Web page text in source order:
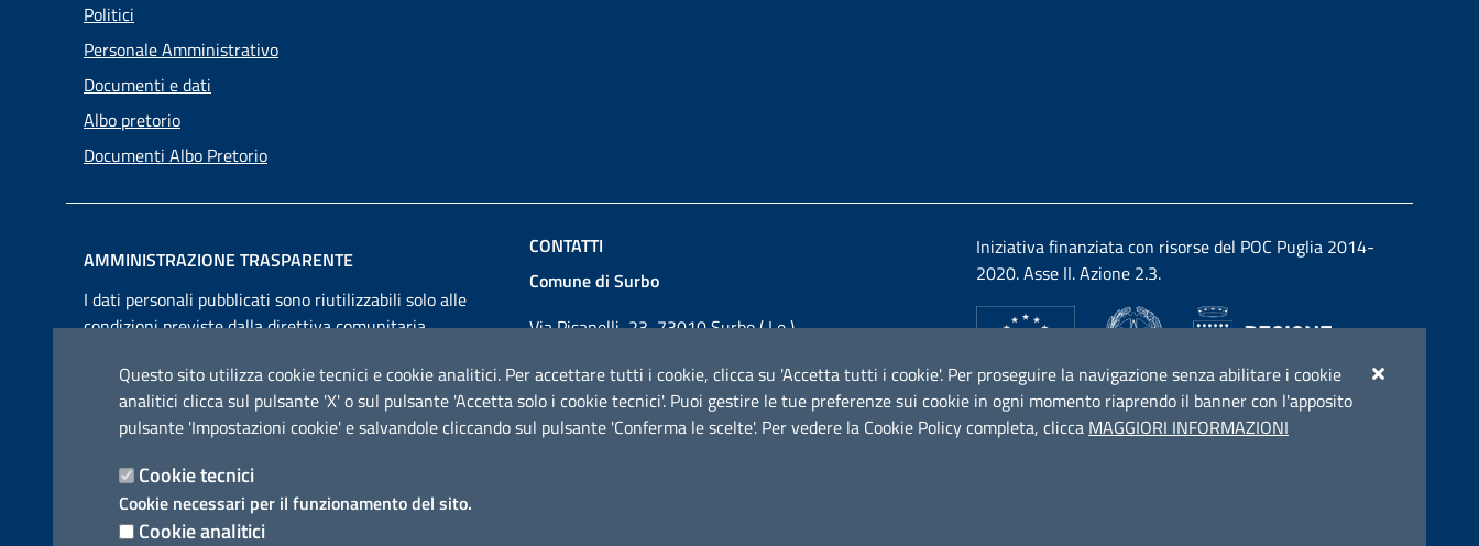
Questo sito utilizza cookie tecnici e cookie analitici. Per accettare tutti i cookie, clicca su 'Accetta tutti i cookie'. Per proseguire la navigazione senza abilitare i cookie
analitici clicca sul pulsante 'X' o sul pulsante 'Accetta solo i cookie tecnici'. Puoi gestire le tue preferenze sui cookie in ogni momento riaprendo il banner con l'apposito
pulsante 'Impostazioni cookie' e salvandole cliccando sul pulsante 'Conferma le scelte'. Per vedere la Cookie Policy completa, clicca MAGGIORI INFORMAZIONI
Cookie tecnici
Cookie necessari per il funzionamento del sito.
Cookie analitici
Politici
Personale Amministrativo
Documenti e dati
Albo pretorio
Documenti Albo Pretorio
AMMINISTRAZIONE TRASPARENTE
I dati personali pubblicati sono riutilizzabili solo alle
condizioni previste dalla direttiva comunitaria
CONTATTI
Comune di Surbo
Via Pisanelli, 23, 73010 Surbo ( Le )
Telefono: 0832 360800
Fax: 0832 360821
Email:comunesurbo@pec.it
Iniziativa finanziata con risorse del POC Puglia 2014-
2020. Asse II. Azione 2.3.